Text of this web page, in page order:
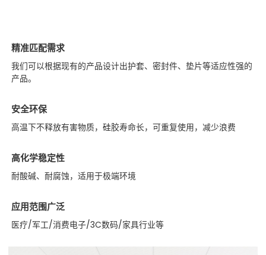
精准匹配需求
我们可以根据现有的产品设计出护套、密封件、垫片等适应性强的
产品。
安全环保
高温下不释放有害物质，硅胶寿命长，可重复使用，减少浪费
高化学稳定性
耐酸碱、耐腐蚀，适用于极端环境
应用范围广泛
医疗/军工/消费电子/3C数码/家具行业等